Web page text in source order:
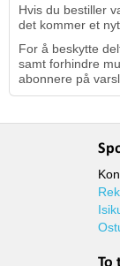
Hvis du bestiller
det kommer et
For å beskytte
samt forhindre
abonnere på